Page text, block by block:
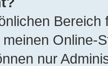
meinen Online-
nur